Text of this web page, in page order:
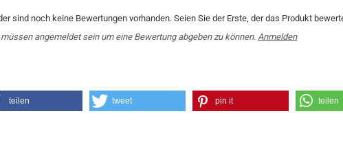
sind noch keine Bewertungen vorhanden. Seien Sie der Erste, der das Produkt
müssen angemeldet sein um eine Bewertung abgeben zu können. Anmelden
teilen tweet pin it teilen